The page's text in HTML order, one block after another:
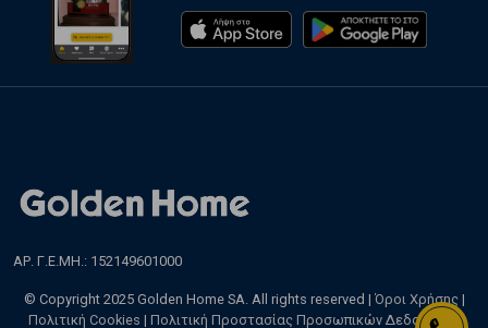
ΑΡ. Γ.Ε.ΜΗ.: 152149601000
© Copyright 2025 Golden Home SA. All rights reserved | Όροι Χρήσης |
Πολιτική Cookies | Πολιτική Προστασίας Προσωπικών Δεδομένων